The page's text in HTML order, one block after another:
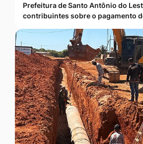
Prefeitura de Santo Antônio do
contribuintes sobre o pagamento